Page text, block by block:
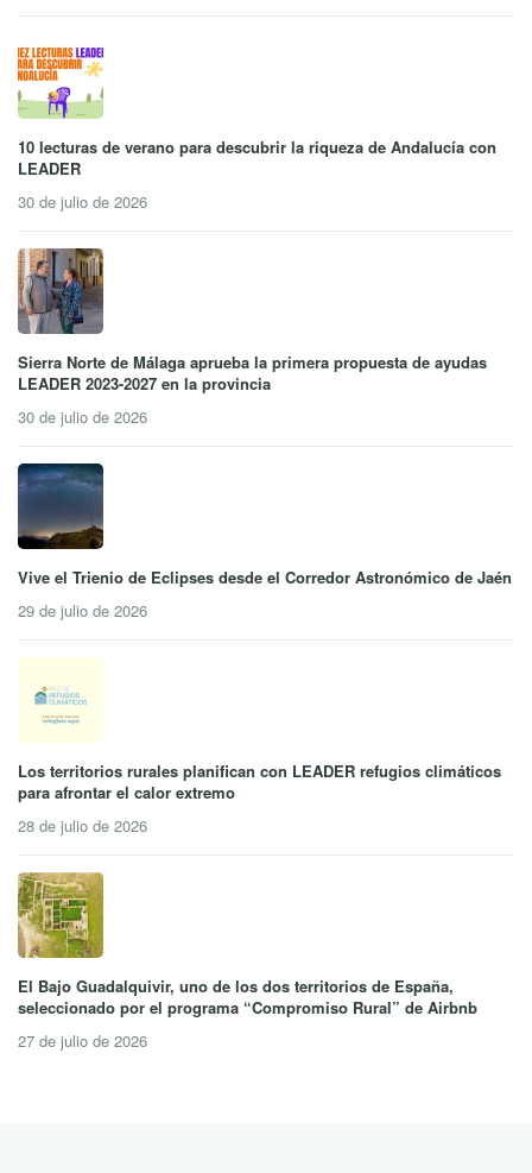
10 lecturas de verano para descubrir la riqueza de Andalucía con
LEADER
30 de julio de 2026
Sierra Norte de Málaga aprueba la primera propuesta de ayudas
LEADER 2023-2027 en la provincia
30 de julio de 2026
Vive el Trienio de Eclipses desde el Corredor Astronómico de Jaén
29 de julio de 2026
Los territorios rurales planifican con LEADER refugios climáticos
para afrontar el calor extremo
28 de julio de 2026
El Bajo Guadalquivir, uno de los dos territorios de España,
seleccionado por el programa “Compromiso Rural” de Airbnb
27 de julio de 2026